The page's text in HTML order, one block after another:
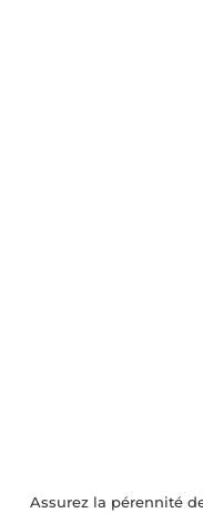
Assurez la pérennité